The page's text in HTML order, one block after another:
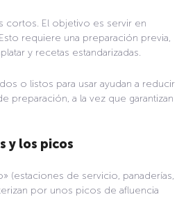
cortos. El objetivo es servir en
requiere una preparación previa,
y recetas estandarizadas.
o listos para usar ayudan a reducir
preparación, a la vez que garantizan
y los picos
(estaciones de servicio, panaderías,
por unos picos de afluencia